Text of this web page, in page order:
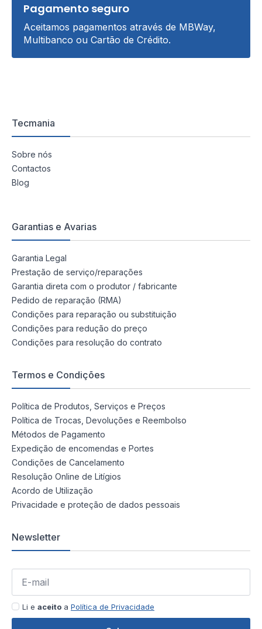
Pagamento seguro
Aceitamos pagamentos através de MBWay,
Multibanco ou Cartão de Crédito.
Tecmania
Sobre nós
Contactos
Blog
Garantias e Avarias
Garantia Legal
Prestação de serviço/reparações
Garantia direta com o produtor / fabricante
Pedido de reparação (RMA)
Condições para reparação ou substituição
Condições para redução do preço
Condições para resolução do contrato
Termos e Condições
Política de Produtos, Serviços e Preços
Política de Trocas, Devoluções e Reembolso
Métodos de Pagamento
Expedição de encomendas e Portes
Condições de Cancelamento
Resolução Online de Litígios
Acordo de Utilização
Privacidade e proteção de dados pessoais
Newsletter
Li e aceito a Política de Privacidade